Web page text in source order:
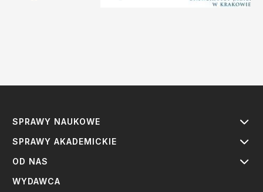
SPRAWY NAUKOWE
SPRAWY AKADEMICKIE
OD NAS
WYDAWCA